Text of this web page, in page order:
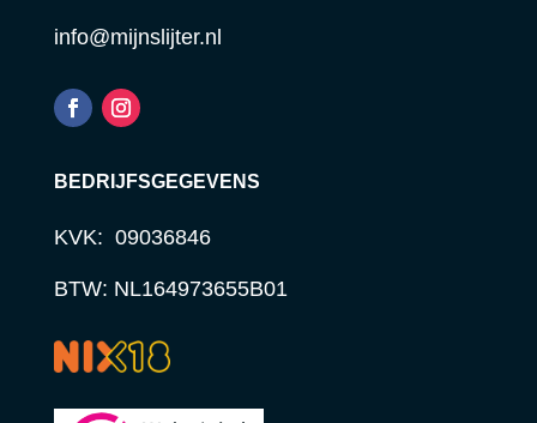
info@mijnslijter.nl
BEDRIJFSGEGEVENS
KVK: 09036846
BTW: NL164973655B01